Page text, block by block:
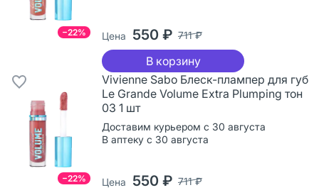
−22% Цена 550 ₽ 711 ₽
В корзину
−22%
Vivienne Sabo Блеск-плампер для губ
Le Grande Volume Extra Plumping тон
03 1 шт
Доставим курьером с 30 августа
В аптеку с 30 августа
Цена 550 ₽ 711 ₽